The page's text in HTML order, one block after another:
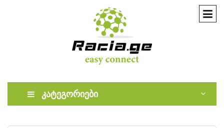
კატეგორიები